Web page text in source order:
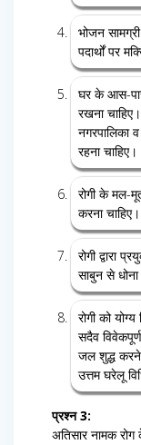
भोजन
पदार्थों पर
घर के आस-
रखना
नगरपालिका
रहना चाहिए।
रोगी के मल-
करना चाहिए।
रोगी द्वारा
साबुन से धोना
रोगी को
सदैव
जल शुद्ध करने
उत्तम घरेलू
प्रश्न 3:
अतिसार नामक